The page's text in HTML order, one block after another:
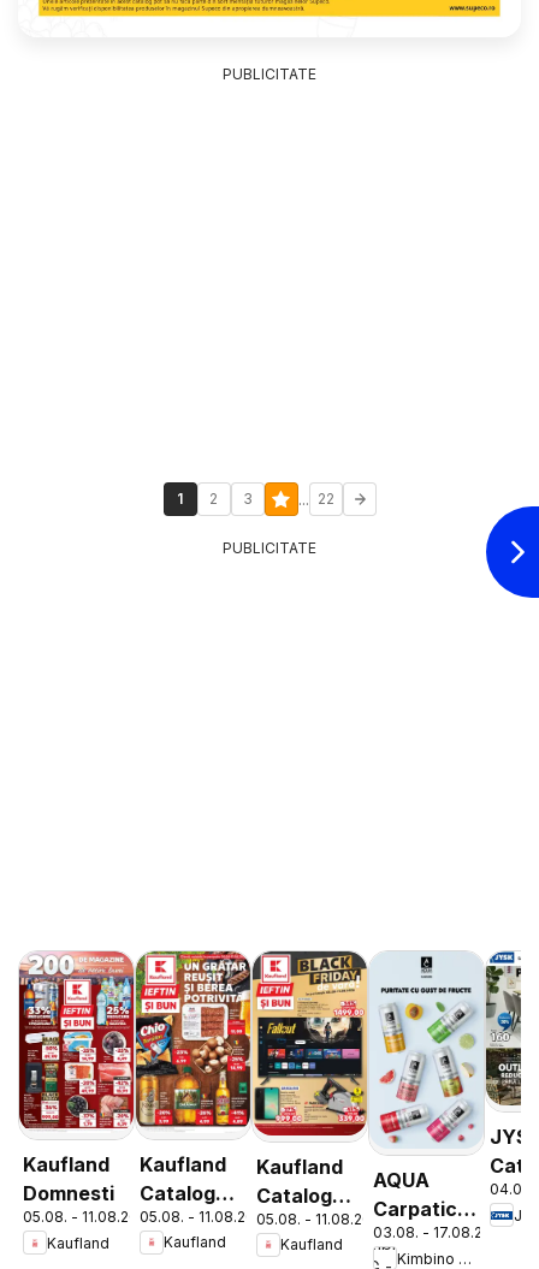
PUBLICITATE
1 2 3 ... 22
PUBLICITATE
Kaufland
Domnesti
05.08. - 11.08.2026
Kaufland
Kaufland
Catalog
Tematic
05.08. - 11.08.2026
Kaufland
Kaufland
Catalog
Nonfood
05.08. - 11.08.2026
Kaufland
AQUA
Carpatica
Flavours
03.08. - 17.08.2026
Kimbino MG - RO
04.08.